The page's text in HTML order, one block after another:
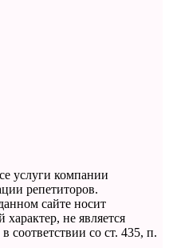
услуги компании
репетиторов.
сайте носит
не является
соответствии со ст. 435, п.